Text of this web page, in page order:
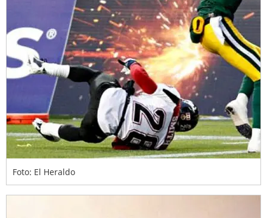
Foto: El Heraldo